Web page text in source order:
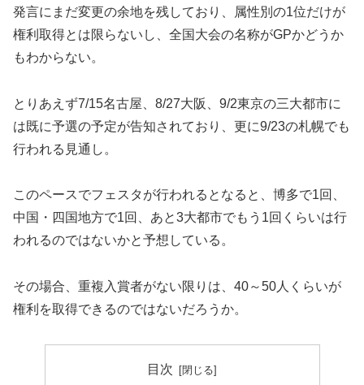
発言にまだ変更の余地を残しており、属性別の1位だけが
権利取得とは限らないし、全国大会の名称がGPかどうか
もわからない。
とりあえず7/15名古屋、8/27大阪、9/2東京の三大都市に
は既に予選の予定が告知されており、更に9/23の札幌でも
行われる見通し。
このペースでフェスタが行われるとなると、博多で1回、
中国・四国地方で1回、あと3大都市でもう1回くらいは行
われるのではないかと予想している。
その場合、重複入賞者がない限りは、40～50人くらいが
権利を取得できるのではないだろうか。
目次